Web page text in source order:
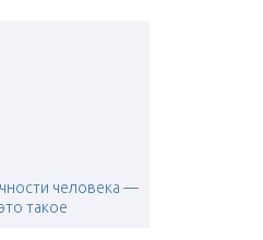
человека —
такое